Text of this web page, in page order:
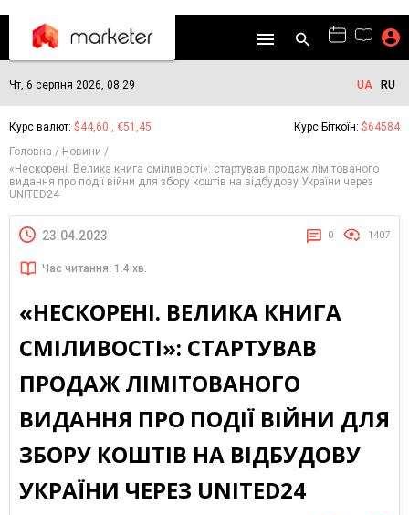
Чт, 6 серпня 2026, 08:29 UA RU
Курс валют: $44,60 , €51,45 Курс Біткоїн: $64584
Головна
Новини
«Нескорені. Велика книга сміливості»: стартував продаж лімітованого
видання про події війни для збору коштів на відбудову України через
UNITED24
23.04.2023 0 1407
Час читання: 1.4 хв.
«НЕСКОРЕНІ. ВЕЛИКА КНИГА
СМІЛИВОСТІ»: СТАРТУВАВ
ПРОДАЖ ЛІМІТОВАНОГО
ВИДАННЯ ПРО ПОДІЇ ВІЙНИ ДЛЯ
ЗБОРУ КОШТІВ НА ВІДБУДОВУ
УКРАЇНИ ЧЕРЕЗ UNITED24